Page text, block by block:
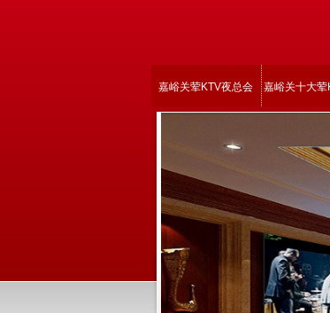
嘉峪关荤KTV夜总会 嘉峪关十大荤